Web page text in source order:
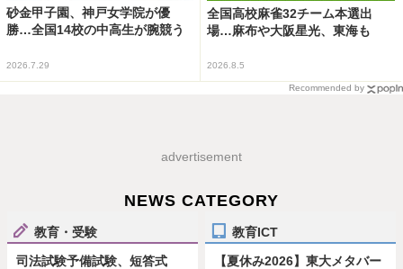
砂金甲子園、神戸女学院が優
勝…全国14校の中高生が腕競う
2026.7.29
全国高校麻雀32チーム本選出
場…麻布や大阪星光、東海も
2026.8.5
Recommended by
advertisement
NEWS CATEGORY
教育・受験
司法試験予備試験、短答式
教育ICT
【夏休み2026】東大メタバー